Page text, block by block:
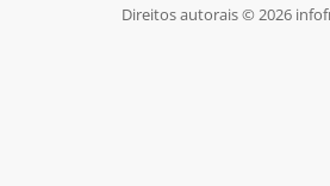
Direitos autorais © 2026